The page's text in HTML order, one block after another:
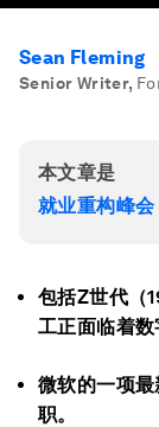
Sean Fleming
Senior Writer,
本文章是
就业重构峰会
包括Z世代（
工正面临着数
微软的一项
职。